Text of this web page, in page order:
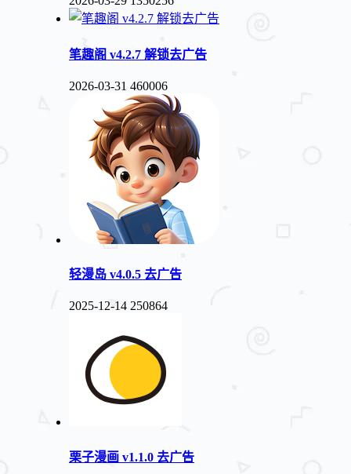
笔趣阁 v4.2.7 解锁去广告
2026-03-31 460006
轻漫岛 v4.0.5 去广告
2025-12-14 250864
栗子漫画 v1.1.0 去广告